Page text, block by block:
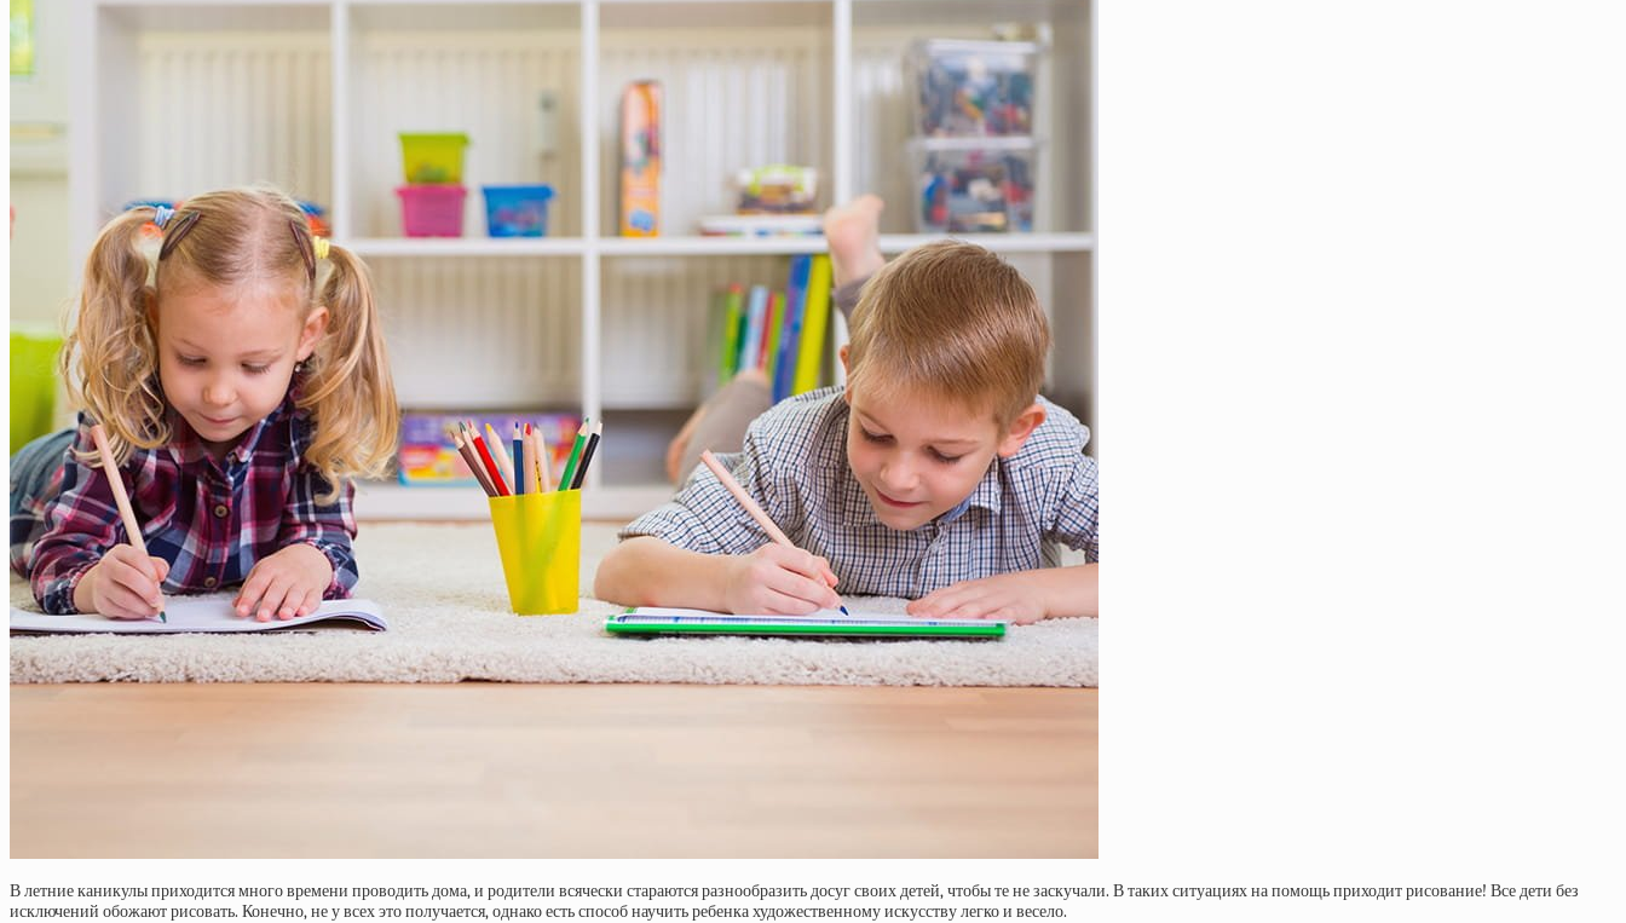
В летние каникулы приходится много времени проводить дома, и родители всячески стараются разнообразить досуг своих детей, чтобы те не заскучали. В таких ситуациях на помощь приходит рисование! Все дети без
исключений обожают рисовать. Конечно, не у всех это получается, однако есть способ научить ребенка художественному искусству легко и весело.